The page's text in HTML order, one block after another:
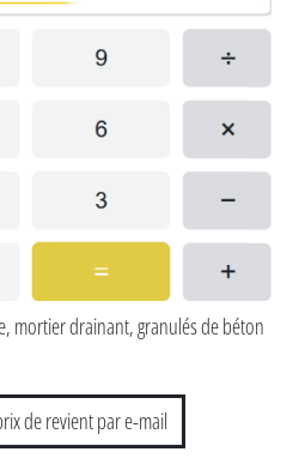
mortier drainant, granulés de béton
de revient par e-mail